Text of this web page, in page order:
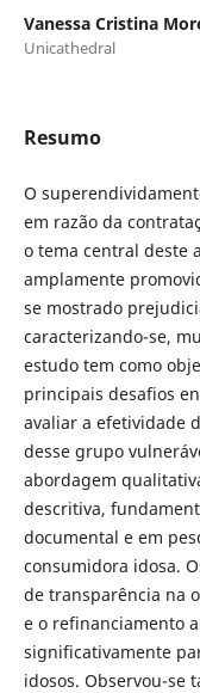
Vanessa Cristina
Unicathedral
Resumo
O
em razão da
o tema central deste
amplamente
se mostrado
caracterizando-se,
estudo tem como
principais desafios
avaliar a efetividade
desse grupo
abordagem
descritiva,
documental e em
consumidora idosa.
de transparência na
e o refinanciamento
significativamente
idosos. Observou-se